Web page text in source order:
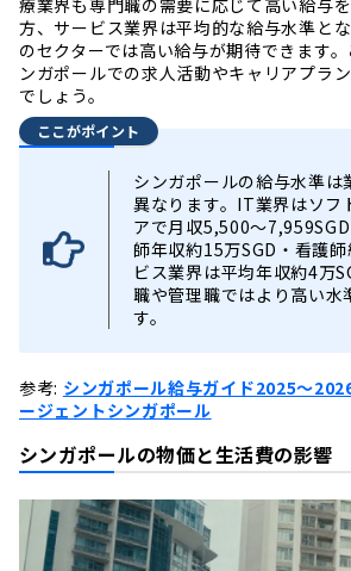
療業界も専門職の需要に応じて高い給与
方、サービス業界は平均的な給与水準と
のセクターでは高い給与が期待できます
ンガポールでの求人活動やキャリアプラ
でしょう。
ここがポイント
シンガポールの給与水準は
異なります。IT業界はソフ
アで月収5,500〜
師年収約15万SGD・看護
ビス業界は平均年収約4万
職や管理職ではより高い水
す。
参考: シンガポール給与ガイド2025〜
ージェントシンガポール
シンガポールの物価と生活費の影響